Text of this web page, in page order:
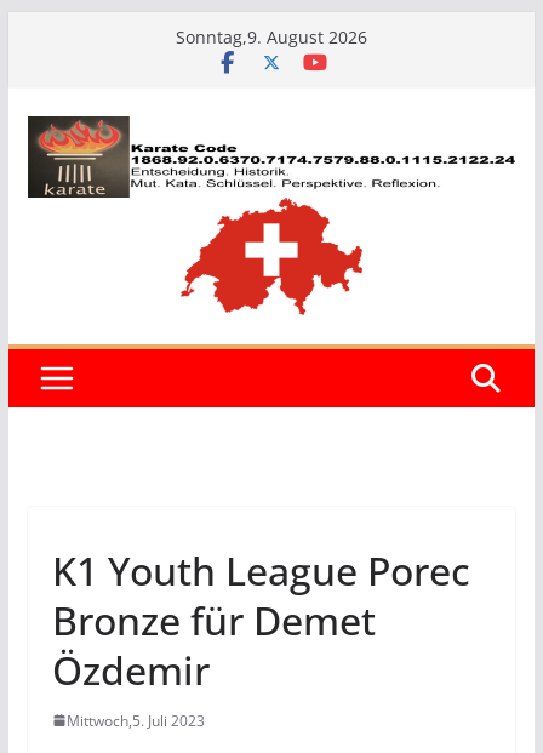
Sonntag,9. August 2026
K1 Youth League Porec
Bronze für Demet
Özdemir
Mittwoch,5. Juli 2023